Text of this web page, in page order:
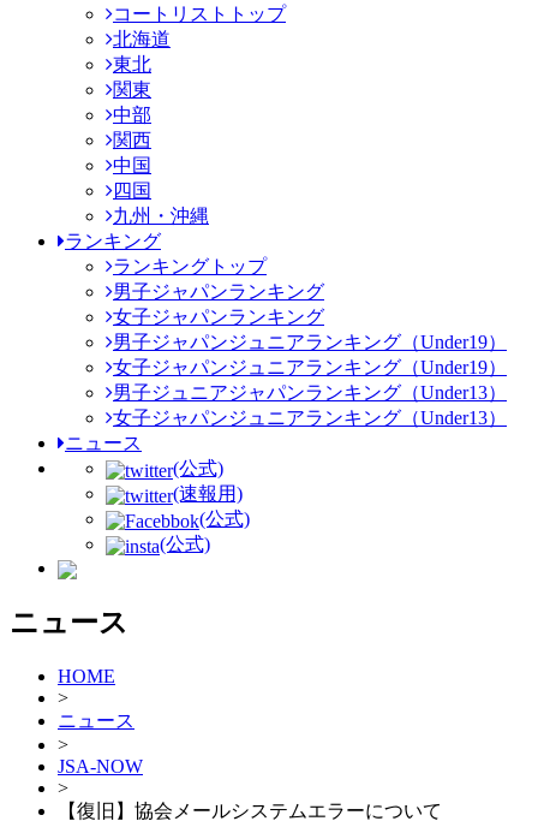
コートリストトップ
北海道
東北
関東
中部
関西
中国
四国
九州・沖縄
ランキング
ランキングトップ
男子ジャパンランキング
女子ジャパンランキング
男子ジャパンジュニアランキング（Under19）
女子ジャパンジュニアランキング（Under19）
男子ジュニアジャパンランキング（Under13）
女子ジャパンジュニアランキング（Under13）
ニュース
(公式)
(速報用)
(公式)
(公式)
ニュース
HOME
>
ニュース
>
JSA-NOW
>
【復旧】協会メールシステムエラーについて